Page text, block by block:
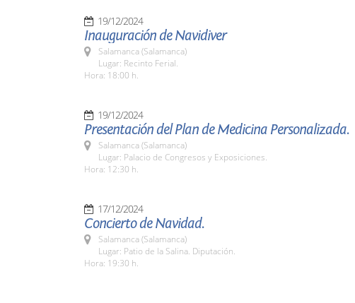
19/12/2024
Inauguración de Navidiver
Salamanca (Salamanca)
Lugar: Recinto Ferial.
Hora: 18:00 h.
19/12/2024
Presentación del Plan de Medicina Personalizada.
Salamanca (Salamanca)
Lugar: Palacio de Congresos y Exposiciones.
Hora: 12:30 h.
17/12/2024
Concierto de Navidad.
Salamanca (Salamanca)
Lugar: Patio de la Salina. Diputación.
Hora: 19:30 h.